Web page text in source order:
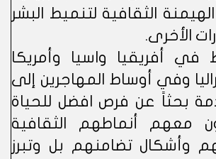
الثقافية لتنميط البشر
الأخرى.
في أفريقيا واسيا وأمريكا
وفي أوساط المهاجرين إلى
بحثاً عن فرص افضل للحياة
معهم أنماطهم الثقافية
وأشكال تضامنهم بل وتبرز